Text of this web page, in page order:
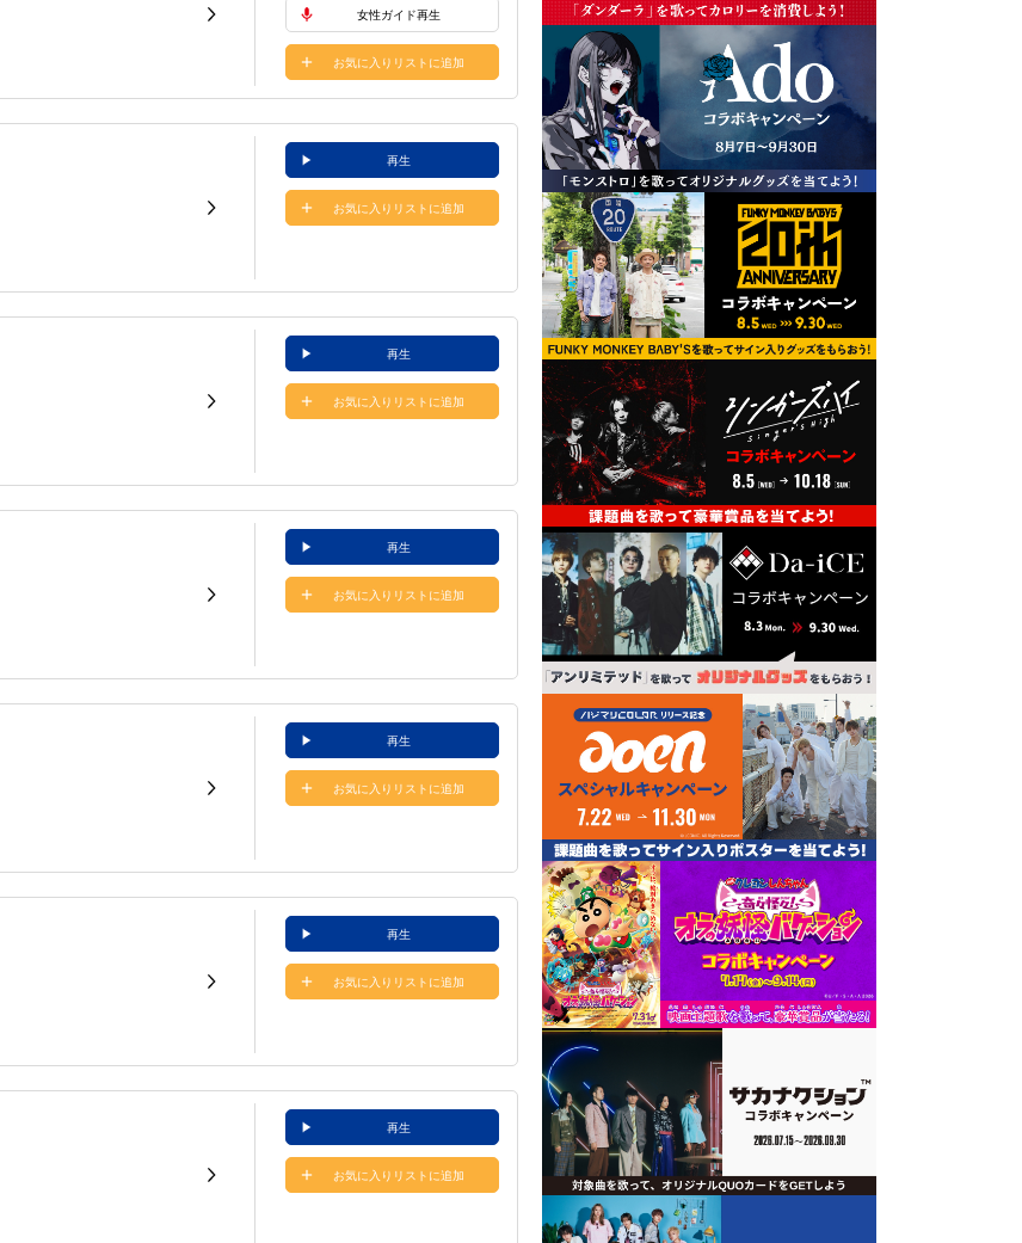
女性ガイド再生
お気に入りリストに追加
再生
お気に入りリストに追加
再生
お気に入りリストに追加
再生
お気に入りリストに追加
再生
お気に入りリストに追加
再生
お気に入りリストに追加
再生
お気に入りリストに追加